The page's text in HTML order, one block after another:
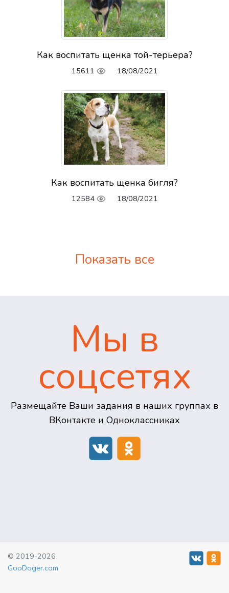
Как воспитать щенка той-терьера?
15611 18/08/2021
Как воспитать щенка бигля?
12584 18/08/2021
Показать все
Мы в
соцсетях
Размещайте Ваши задания в наших группах в
ВКонтакте и Одноклассниках
© 2019-2026
GooDoger.com